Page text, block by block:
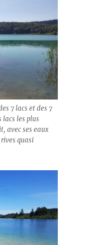
7 lacs et des 7
lacs les plus
avec ses eaux
quasi